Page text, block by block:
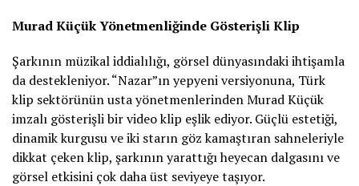
Murad Küçük Yönetmenliğinde Gösterişli Klip
Şarkının müzikal iddialılığı, görsel dünyasındaki ihtişamla
da destekleniyor. “Nazar”ın yepyeni versiyonuna, Türk
klip sektörünün usta yönetmenlerinden Murad Küçük
imzalı gösterişli bir video klip eşlik ediyor. Güçlü estetiği,
dinamik kurgusu ve iki starın göz kamaştıran sahneleriyle
dikkat çeken klip, şarkının yarattığı heyecan dalgasını ve
görsel etkisini çok daha üst seviyeye taşıyor.